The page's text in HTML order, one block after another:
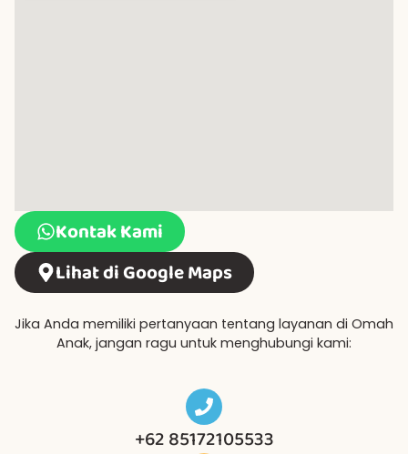
Kontak Kami
Lihat di Google Maps
Jika Anda memiliki pertanyaan tentang layanan di Omah
Anak, jangan ragu untuk menghubungi kami:
+62 85172105533